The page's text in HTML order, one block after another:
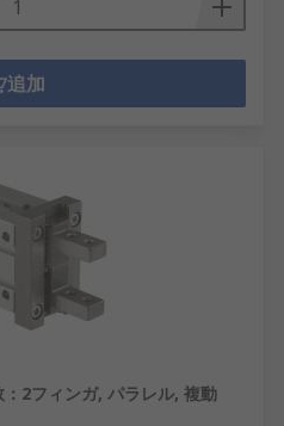
追加
2フィンガ, パラレル, 複動